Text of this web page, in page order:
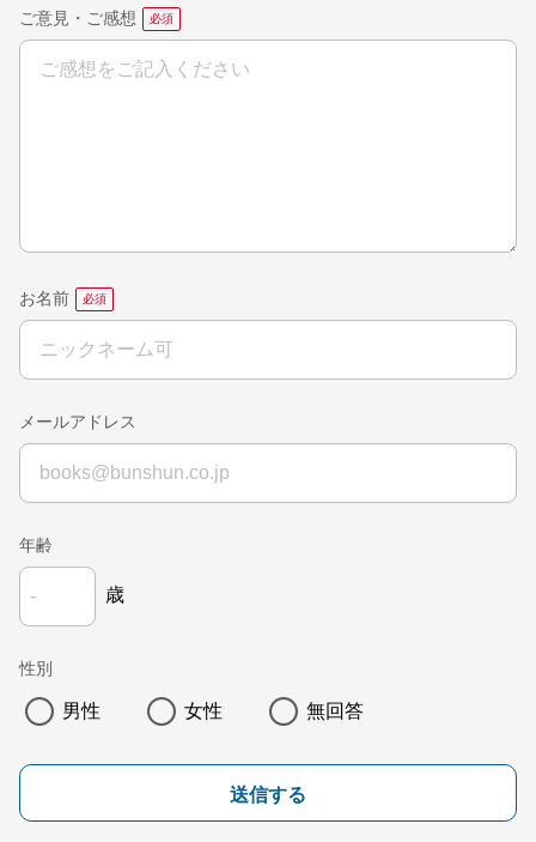
ご意見・ご感想
お名前
メールアドレス
年齢
歳
性別
男性 女性 無回答
送信する